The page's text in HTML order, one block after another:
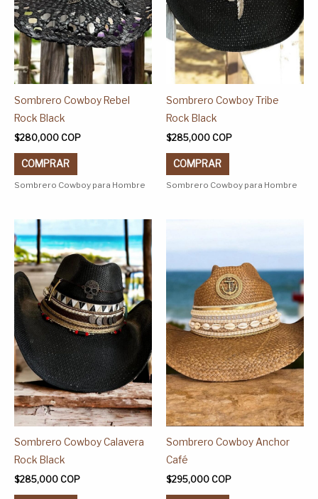
Sombrero Cowboy Rebel
Rock Black
$280,000 COP
COMPRAR
se
pueden
elegir
en
página
producto
Sombrero Cowboy para Hombre
Sombrero Cowboy Tribe
Rock Black
$285,000 COP
COMPRAR
se
pueden
elegir
en
página
producto
Sombrero Cowboy para Hombre
Sombrero Cowboy Calavera
Rock Black
$285,000 COP
producto
tiene
múltiples
variantes.
Las
opciones
se
pueden
elegir
en
la
página
producto
Sombrero Cowboy Anchor
Café
$295,000 COP
tiene
múltiples
variantes.
Las
opciones
se
pueden
elegir
en
la
página
producto